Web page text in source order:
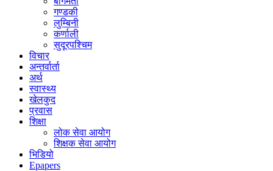
गण्डकी
लुम्बिनी
कर्णाली
सुदूरपश्चिम
विचार
अन्तर्वार्ता
अर्थ
स्वास्थ्य
खेलकुद
प्रवास
शिक्षा
लोक सेवा आयोग
शिक्षक सेवा आयोग
भिडियो
Epapers